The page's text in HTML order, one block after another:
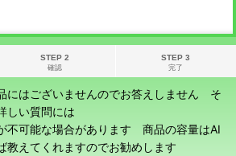
STEP 2
確認
STEP 3
完了
にはございませんのでお答えしません そ
しい質問には
不可能な場合があります 商品の容量はAI
教えてくれますのでお勧めします